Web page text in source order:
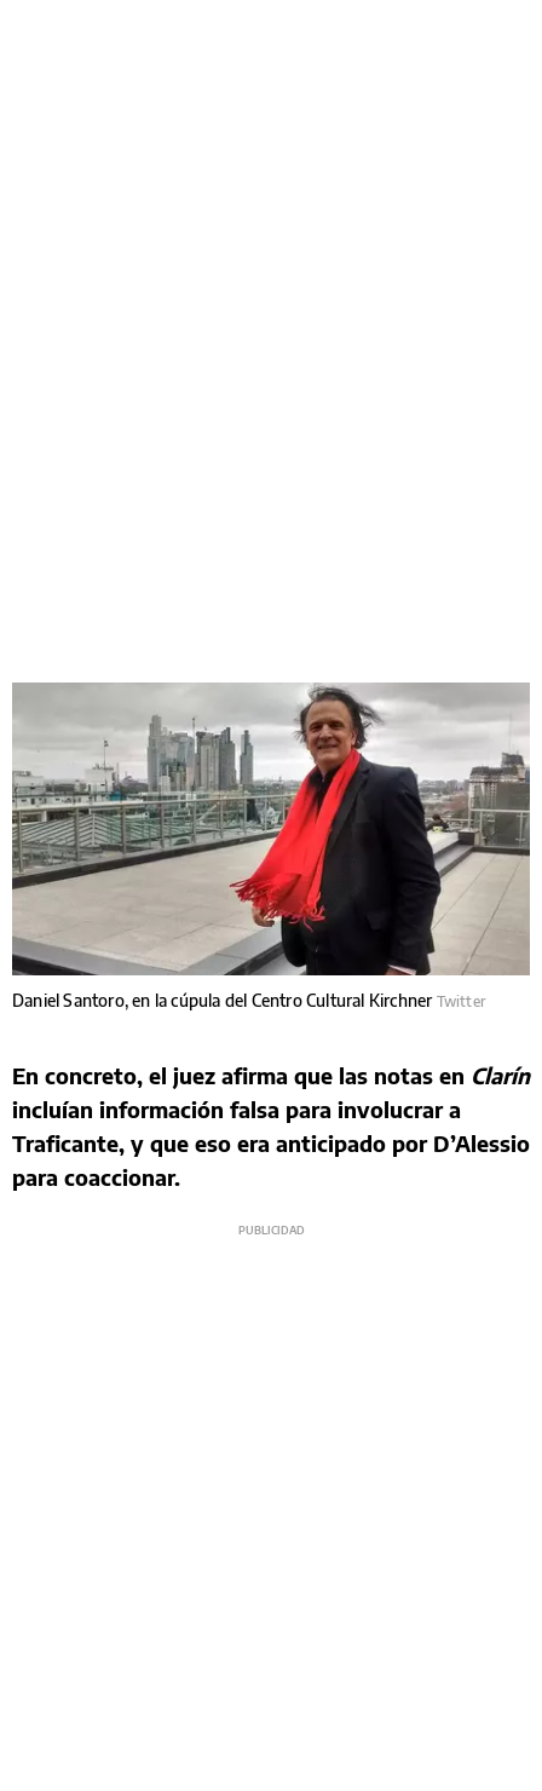
Daniel Santoro, en la cúpula del Centro Cultural Kirchner Twitter
En concreto, el juez afirma que las notas en Clarín
incluían información falsa para involucrar a
Traficante, y que eso era anticipado por D’Alessio
para coaccionar.